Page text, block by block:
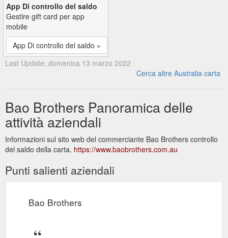
App Di controllo del saldo
Gestire gift card per app
mobile
App Di controllo del saldo »
Last Update: domenica 13 marzo 2022
Cerca altre Australia carta
Bao Brothers Panoramica delle
attività aziendali
Informazioni sul sito web del commerciante Bao Brothers controllo
del saldo della carta. https://www.baobrothers.com.au
Punti salienti aziendali
Bao Brothers